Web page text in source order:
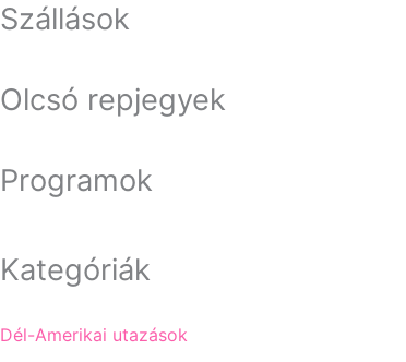
Szállások
Olcsó repjegyek
Programok
Kategóriák
Dél-Amerikai utazások